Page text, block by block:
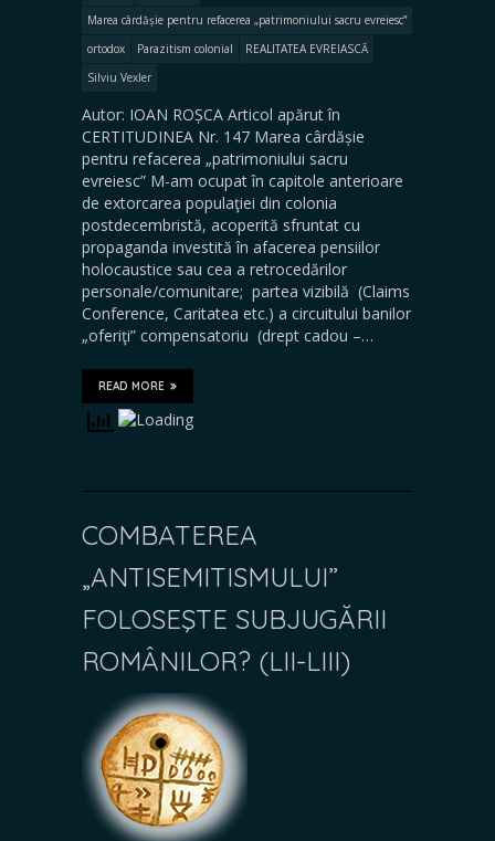
Marea cârdășie pentru refacerea „patrimoniului sacru evreiesc”
ortodox
Parazitism colonial
REALITATEA EVREIASCĂ
Silviu Vexler
Autor: IOAN ROȘCA Articol apărut în
CERTITUDINEA Nr. 147 Marea cârdășie
pentru refacerea „patrimoniului sacru
evreiesc” M-am ocupat în capitole anterioare
de extorcarea populaţiei din colonia
postdecembristă, acoperită sfruntat cu
propaganda investită în afacerea pensiilor
holocaustice sau cea a retrocedărilor
personale/comunitare; partea vizibilă (Claims
Conference, Caritatea etc.) a circuitului banilor
„oferiţi” compensatoriu (drept cadou –…
READ MORE
COMBATEREA
„ANTISEMITISMULUI”
FOLOSEŞTE SUBJUGĂRII
ROMÂNILOR? (LII-LIII)